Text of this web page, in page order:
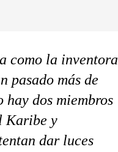
como la inventora
pasado más de
hay dos miembros
Karibe y
dar luces